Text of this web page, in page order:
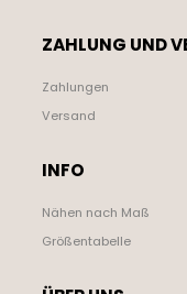
ZAHLUNG UND
Zahlungen
Versand
INFO
Nähen nach Maß
Größentabelle